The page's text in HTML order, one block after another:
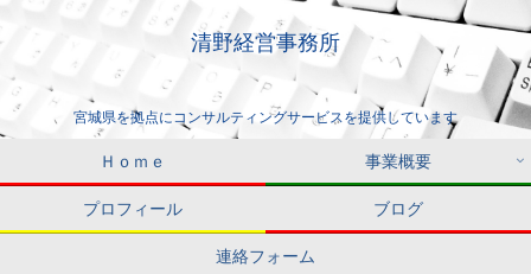
清野経営事務所
宮城県を拠点にコンサルティングサービスを提供しています
Ｈｏｍｅ 事業概要
プロフィール ブログ
連絡フォーム